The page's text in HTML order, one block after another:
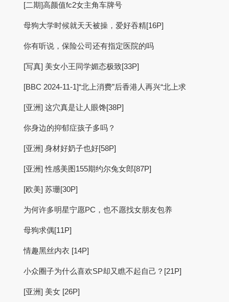
[二期]高颜值fc2女主角车牌号
母狗大学时候就天天被操，爱好吞精[16P]
你有听说，保险公司还有指定医院的吗
[写真] 美女小王同学媚态极致[33P]
[BBC 2024-11-1]“北上消费”后香港人再兴“北上求
[亚洲] 这穴真是让人眼馋[38P]
你身边的抑郁症孩子多吗？
[亚洲] 身材好奶子也好[58P]
[亚洲] 性感美图155期约尔兔女郎[87P]
[欧美] 苏珊[30P]
为何许多明星宁愿PC，也不愿找女朋友包养
母狗求偶[11P]
情趣黑丝内衣 [14P]
小众圈子为什么喜欢SP却又瞧不起自己？[21P]
[亚洲] 美女 [26P]